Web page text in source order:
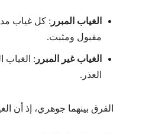
الغياب المبرر : كل غياب
مقبول ومثبت.
الغياب غير المبرر : الغياب
العذر.
الفرق بينهما جوهري، إذ أن